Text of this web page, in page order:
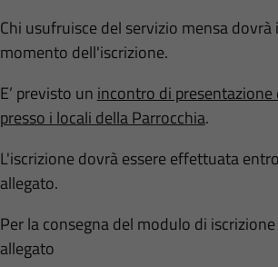
Chi usufruisce del servizio mensa
momento dell'iscrizione.
E’ previsto un incontro di
presso i locali della Parrocchia.
L'iscrizione dovrà essere effettuata entro
allegato.
Per la consegna del modulo di
allegato